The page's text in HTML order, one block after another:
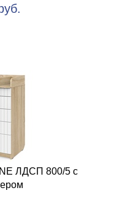
ЛДСП 800/5 с